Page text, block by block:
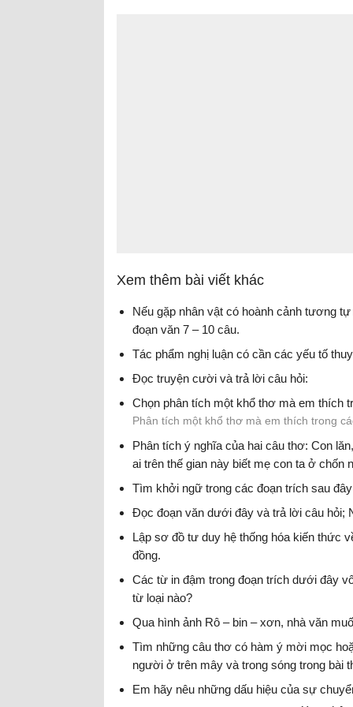
Xem thêm bài viết khác
Nếu gặp nhân vật có hoành cảnh tương
đoạn văn 7 – 10 câu.
Tác phẩm nghị luận có cần các yếu tố
Đọc truyện cười và trả lời câu hỏi:
Chọn phân tích một khổ thơ mà em thích
Phân tích một khổ thơ mà em thích trong
Phân tích ý nghĩa của hai câu thơ: Con
ai trên thế gian này biết mẹ con ta ở chốn
Tìm khởi ngữ trong các đoạn trích sau đây
Đọc đoạn văn dưới đây và trả lời câu hỏi;
Lập sơ đồ tư duy hệ thống hóa kiến thức
đồng.
Các từ in đậm trong đoạn trích dưới đây
từ loại nào?
Qua hình ảnh Rô – bin – xơn, nhà văn
Tìm những câu thơ có hàm ý mời mọc
người ở trên mây và trong sóng trong bài
một câu có hàm ý mời mọc rõ hơn.
Em hãy nêu những dấu hiệu của sự